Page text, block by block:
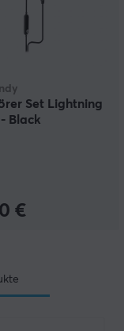
Set Lightning
- Black
€